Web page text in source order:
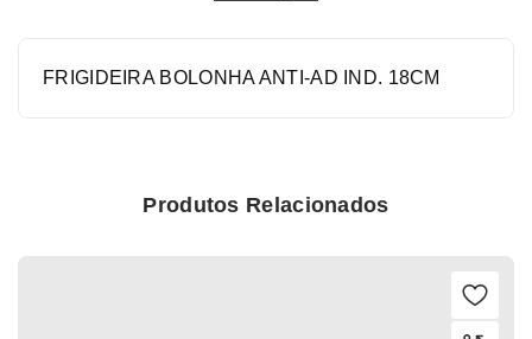
FRIGIDEIRA BOLONHA ANTI-AD IND. 18CM
Produtos Relacionados